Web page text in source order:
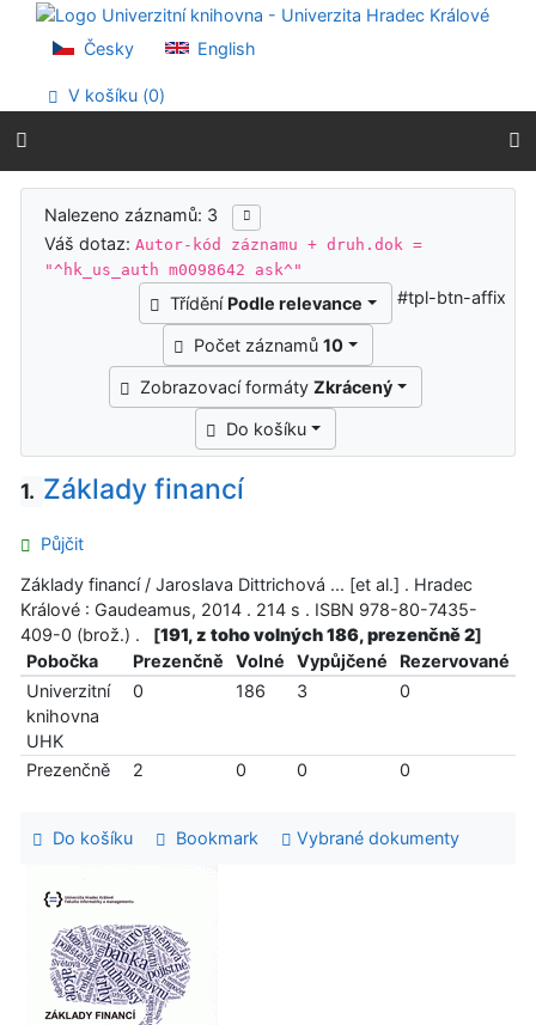
Přejít na obsah
Přejít na menu
Prohlášení o webové přístupnosti
Česky English
V košíku (0)
Výsledky vyhledávání
Nalezeno záznamů: 3
Váš dotaz:Autor-kód záznamu + druh.dok =
"^hk_us_auth m0098642 ask^"
Třídění Podle relevance
Počet záznamů 10
Zobrazovací formáty Zkrácený
Do košíku
#tpl-btn-affix
1. Základy financí
Půjčit
Základy financí / Jaroslava Dittrichová ... [et al.] . Hradec
Králové : Gaudeamus, 2014 . 214 s . ISBN 978-80-7435-
409-0 (brož.) .
[191, z toho volných 186, prezenčně 2]
Pobočka
Prezenčně Volné Vypůjčené
Rezervované
Univerzitní
knihovna
UHK
0 186 3 0
Prezenčně 2 0 0 0
Do košíku Bookmark Vybrané dokumenty